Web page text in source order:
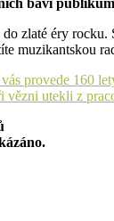
do zlaté éry
muzikantskou
provede 160
utekli z